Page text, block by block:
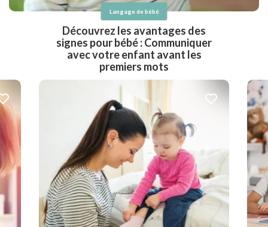
Langage de bébé
Découvrez les avantages des
signes pour bébé : Communiquer
avec votre enfant avant les
premiers mots